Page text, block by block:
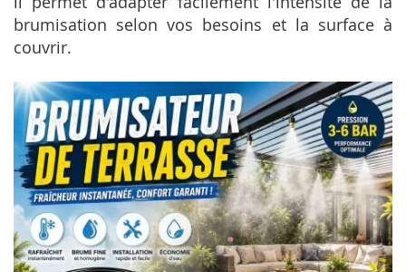
brumisation selon vos besoins et la surface à
couvrir.